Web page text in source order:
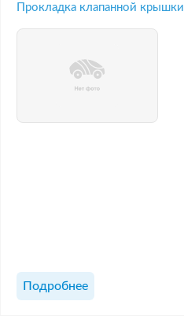
Прокладка клапанной крышки
Подробнее